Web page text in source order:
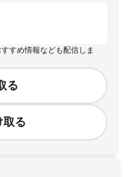
すめ情報なども配信しま
る
取る